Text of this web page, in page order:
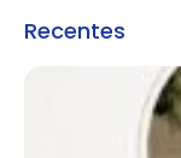
Recentes